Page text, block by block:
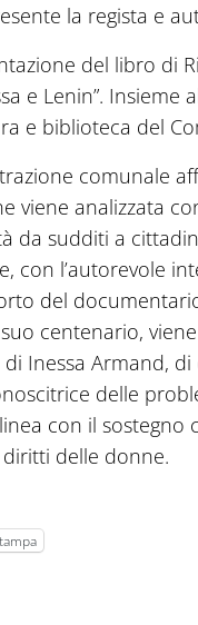
la regista e
del libro di
e Lenin”. Insieme
e biblioteca del
comunale
viene analizzata
da sudditi a
con l’autorevole
del
centenario,
Inessa Armand,
delle
con il sostegno
diritti delle donne.